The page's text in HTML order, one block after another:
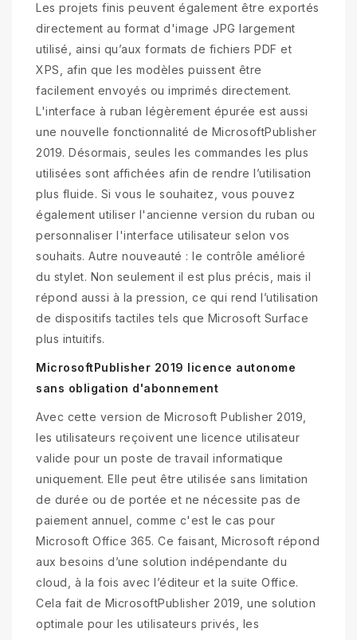
Les projets finis peuvent également être exportés
directement au format d'image JPG largement
utilisé, ainsi qu’aux formats de fichiers PDF et
XPS, afin que les modèles puissent être
facilement envoyés ou imprimés directement.
L'interface à ruban légèrement épurée est aussi
une nouvelle fonctionnalité de MicrosoftPublisher
2019. Désormais, seules les commandes les plus
utilisées sont affichées afin de rendre l’utilisation
plus fluide. Si vous le souhaitez, vous pouvez
également utiliser l'ancienne version du ruban ou
personnaliser l'interface utilisateur selon vos
souhaits. Autre nouveauté : le contrôle amélioré
du stylet. Non seulement il est plus précis, mais il
répond aussi à la pression, ce qui rend l’utilisation
de dispositifs tactiles tels que Microsoft Surface
plus intuitifs.
MicrosoftPublisher 2019 licence autonome
sans obligation d'abonnement
Avec cette version de Microsoft Publisher 2019,
les utilisateurs reçoivent une licence utilisateur
valide pour un poste de travail informatique
uniquement. Elle peut être utilisée sans limitation
de durée ou de portée et ne nécessite pas de
paiement annuel, comme c'est le cas pour
Microsoft Office 365. Ce faisant, Microsoft répond
aux besoins d’une solution indépendante du
cloud, à la fois avec l’éditeur et la suite Office.
Cela fait de MicrosoftPublisher 2019, une solution
optimale pour les utilisateurs privés, les